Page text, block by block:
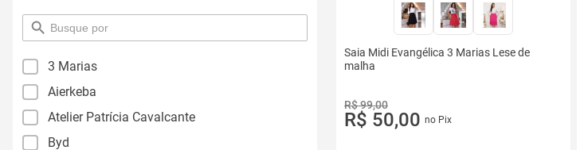
pesquisar
por
3 Marias
Aierkeba
Atelier Patrícia Cavalcante
Byd
Saia Midi Evangélica 3 Marias Lese de
malha
R$ 99,00
R$ 50,00 no Pix